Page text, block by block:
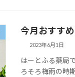
今月おすす
2023年6月1日
はーとふる薬局
ろそろ梅雨の時